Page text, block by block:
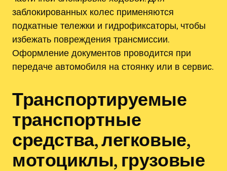
заблокированных колес применяются
подкатные тележки и гидрофиксаторы, чтобы
избежать повреждения трансмиссии.
Оформление документов проводится при
передаче автомобиля на стоянку или в сервис.
Транспортируемые
транспортные
средства, легковые,
мотоциклы, грузовые